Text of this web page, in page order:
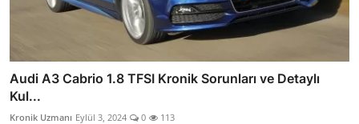
Audi A3 Cabrio 1.8 TFSI Kronik Sorunları ve Detaylı
Kul...
Kronik Uzmanı Eylül 3, 2024 0 113